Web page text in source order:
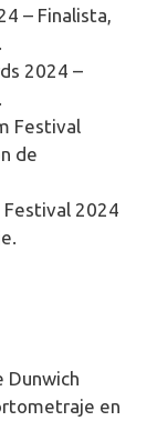
– Finalista,
2024 –
Festival
de
Festival 2024
Dunwich
en